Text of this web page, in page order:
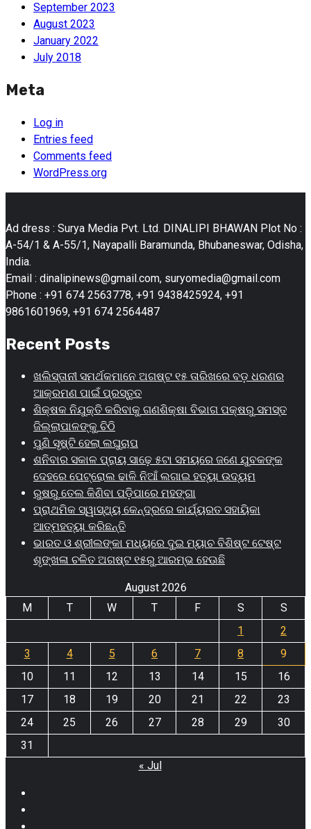
September 2023
August 2023
January 2022
July 2018
Meta
Log in
Entries feed
Comments feed
WordPress.org
Ad dress : Surya Media Pvt. Ltd. DINALIPI BHAWAN Plot No :
A-54/1 & A-55/1, Nayapalli Baramunda, Bhubaneswar, Odisha,
India.
Email : dinalipinews@gmail.com, suryomedia@gmail.com
Phone : +91 674 2563778, +91 9438425924, +91
9861601969, +91 674 2564487
Recent Posts
ଖଲିସ୍ତାନୀ ସମର୍ଥକମାନେ ଅଗଷ୍ଟ ୧୫ ତାରିଖରେ ବଡ଼ ଧରଣର
ଆକ୍ରମଣ ପାଇଁ ପ୍ରସ୍ତୁତ
ଶିକ୍ଷକ ନିଯୁକ୍ତି କରିବାକୁ ଗଣଶିକ୍ଷା ବିଭାଗ ପକ୍ଷରୁ ସମସ୍ତ
ଜିଲ୍ଲାପାଳଙ୍କୁ ଚିଠି
ପୁଣି ସୃଷ୍ଟି ହେଲା ଲଘୁଚାପ
ଶନିବାର ସକାଳ ପ୍ରାୟ ସାଢ଼େ ୫ଟା ସମୟରେ ଜଣେ ଯୁବକଙ୍କ
ଦେହରେ ପେଟ୍ରୋଲ ଢାଳି ନିଆଁ ଲଗାଇ ହତ୍ୟା ଉଦ୍ୟମ
ରୁଷରୁ ତେଲ କିଣିବା ପଡ଼ିପାରେ ମହଙ୍ଗା
ପ୍ରାଥମିକ ସ୍ୱାସ୍ଥ୍ୟ କେନ୍ଦ୍ରରେ କାର୍ଯ୍ୟରତ ସହାୟିକା
ଆତ୍ମହତ୍ୟା କରିଛନ୍ତି
ଭାରତ ଓ ଶ୍ରୀଲଙ୍କା ମଧ୍ୟରେ ଦୁଇ ମ୍ୟାଚ ବିଶିଷ୍ଟ ଟେଷ୍ଟ
ଶୃଙ୍ଖଳା ଚଳିତ ଅଗଷ୍ଟ ୧୫ରୁ ଆରମ୍ଭ ହେଊଛି
August 2026
M
T W T F S
S
1
2
3
4 5 6 7 8
9
10
11 12 13 14 15
16
17
18 19 20 21 22
23
24
25 26 27 28 29
30
31
« Jul